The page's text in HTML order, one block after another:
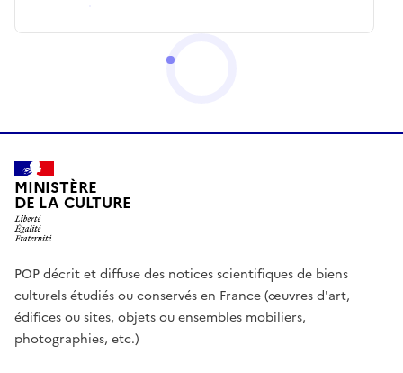
MINISTÈRE
DE LA CULTURE
POP décrit et diffuse des notices scientifiques de biens
culturels étudiés ou conservés en France (œuvres d'art,
édifices ou sites, objets ou ensembles mobiliers,
photographies, etc.)